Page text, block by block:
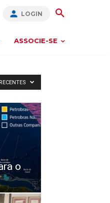
LOGIN
ASSOCIE-SE
o